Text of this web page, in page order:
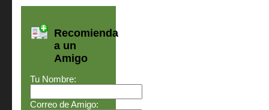
Recomienda
a un
Amigo
Tu Nombre:
Correo de Amigo: